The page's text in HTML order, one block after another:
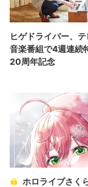
ヒゲドライバー、
音楽番組で4週連
20周年記念
ホロライブさく